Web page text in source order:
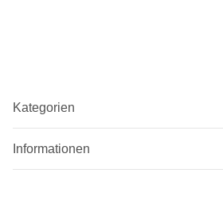
Kategorien
Informationen